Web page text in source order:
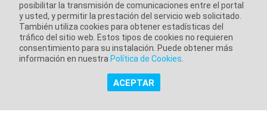
Información corporativa
Aviso Legal
Política de Privacidad
posibilitar la transmisión de comunicaciones entre el portal
y usted, y permitir la prestación del servicio web solicitado.
También utiliza cookies para obtener estadísticas del
tráfico del sitio web. Estos tipos de cookies no requieren
consentimiento para su instalación. Puede obtener más
información en nuestra Política de Cookies
ACEPTAR